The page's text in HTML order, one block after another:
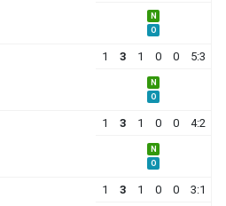
N
O
1 3 1 0 0 5:3
N
O
1 3 1 0 0 4:2
N
O
1 3 1 0 0 3:1